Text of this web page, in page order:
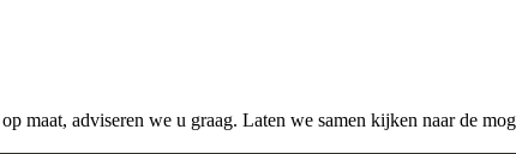
maat, adviseren we u graag. Laten we samen kijken naar de